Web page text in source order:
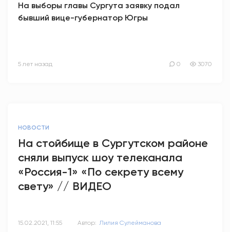
На выборы главы Сургута заявку подал
бывший вице-губернатор Югры
5 лет назад 0 3070
НОВОСТИ
На стойбище в Сургутском районе
сняли выпуск шоу телеканала
«Россия-1» «По секрету всему
свету» // ВИДЕО
15.02.2021, 11:55 Автор: Лилия Сулейманова